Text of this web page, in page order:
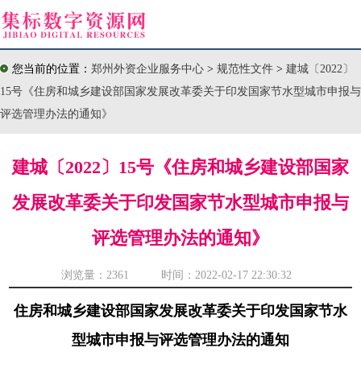
您当前的位置： 郑州外资企业服务中心 > 规范性文件 > 建城〔2022〕
15号《住房和城乡建设部国家发展改革委关于印发国家节水型城市申报与
评选管理办法的通知》
建城〔2022〕15号《住房和城乡建设部国家
发展改革委关于印发国家节水型城市申报与
评选管理办法的通知》
浏览量： 2361 时间：2022-02-17 22:30:32
住房和城乡建设部国家发展改革委关于印发国家节水
型城市申报与评选管理办法的通知